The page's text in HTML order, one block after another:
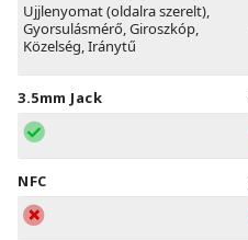
Ujjlenyomat (oldalra szerelt),
Gyorsulásmérő, Giroszkóp,
Közelség, Iránytű
3.5mm Jack
NFC